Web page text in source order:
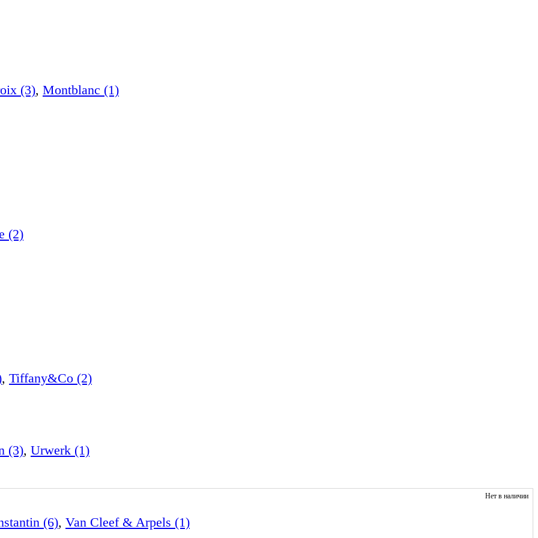
(3), Montblanc (1)
(2)
, Tiffany&Co (2)
(3), Urwerk (1)
(6), Van Cleef & Arpels (1)
Нет в наличии